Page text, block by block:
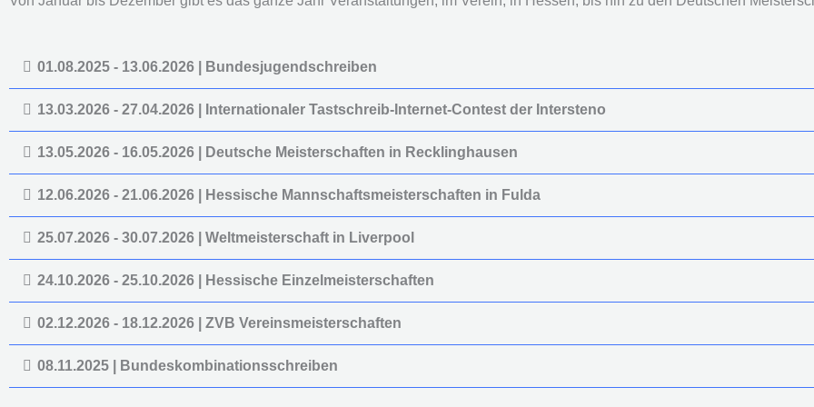
01.08.2025 - 13.06.2026 | Bundesjugendschreiben
13.03.2026 - 27.04.2026 | Internationaler Tastschreib-Internet-Contest der Intersteno
13.05.2026 - 16.05.2026 | Deutsche Meisterschaften in Recklinghausen
12.06.2026 - 21.06.2026 | Hessische Mannschaftsmeisterschaften in Fulda
25.07.2026 - 30.07.2026 | Weltmeisterschaft in Liverpool
24.10.2026 - 25.10.2026 | Hessische Einzelmeisterschaften
02.12.2026 - 18.12.2026 | ZVB Vereinsmeisterschaften
08.11.2025 | Bundeskombinationsschreiben